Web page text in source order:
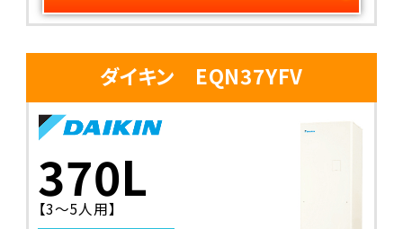
ダイキン EQN37YFV
370L
【3～5人用】